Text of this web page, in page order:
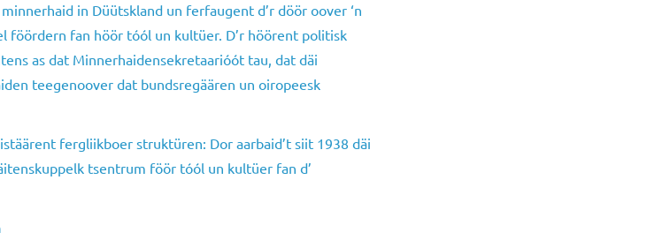
in Düütskland un ferfaugent d’r döör oover ‘n
föördern fan höör tóól un kultüer. D’r höörent politisk
as dat Minnerhaidensekretaarióót tau, dat däi
teegenoover dat bundsregäären un oiropeesk
fergliikboer struktüren: Dor aarbaid’t siit 1938 däi
tsentrum föör tóól un kultüer fan d’